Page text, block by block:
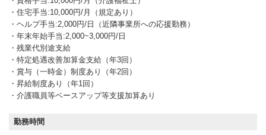
・住宅手当:10,000円/月（規定あり）
・ヘルプ手当:2,000円/日（近隣事業所への応援勤務）
・年末年始手当:2,000~3,000円/日
・残業代別途支給
・特定処遇改善加算金支給（年3回）
・賞与（一時金）制度あり（年2回）
・昇給制度あり（年1回）
・介護職員等ベースアップ等支援加算あり
勤務時間